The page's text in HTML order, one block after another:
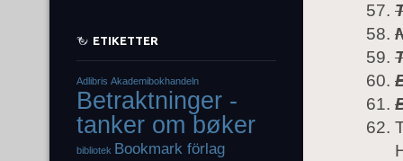
ETIKETTER
Adlibris Akademibokhandeln
Betraktninger -
tanker om bøker
bibliotek Bookmark förlag